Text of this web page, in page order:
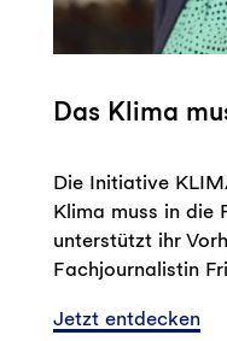
Das Klima
Die Initiative
Klima muss in die
unterstützt ihr
Fachjournalistin
Jetzt entdecken